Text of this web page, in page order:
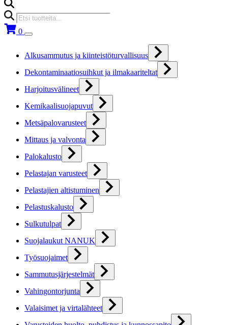
Products
search
0
Alkusammutus ja kiinteistöturvallisuus
Dekontaminaatiosuihkut ja ilmakaariteltat
Harjoitusvälineet
Kemikaalisuojapuvut
Metsäpalovarusteet
Mittaus ja valvonta
Palokalusto
Pelastajan varusteet
Pelastajien altistuminen
Pelastuskalusto
Sulkutulpat
Suojalaukut NANUK
Työsuojaimet
Sammutusjärjestelmät
Vahingontorjunta
Valaisimet ja virtalähteet